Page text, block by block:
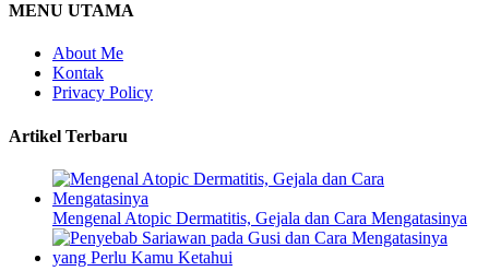
MENU UTAMA
About Me
Kontak
Privacy Policy
Artikel Terbaru
Mengenal Atopic Dermatitis, Gejala dan Cara Mengatasinya